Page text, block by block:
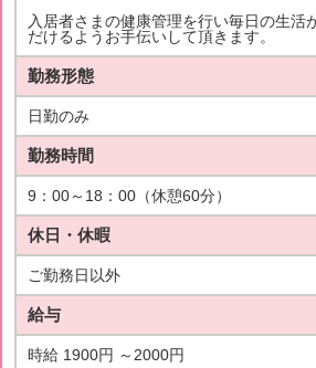
入居者さまの健康管理を行い毎日の生活
だけるようお手伝いして頂きます。
勤務形態
日勤のみ
勤務時間
9：00～18：00（休憩60分）
休日・休暇
ご勤務日以外
給与
時給 1900円 ～2000円